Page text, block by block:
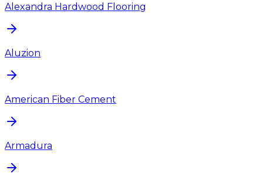
Alexandra Hardwood Flooring
Aluzion
American Fiber Cement
Armadura